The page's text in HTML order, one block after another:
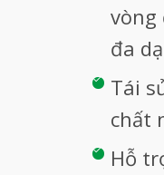
vòng
đa
Tái
chất
Hỗ